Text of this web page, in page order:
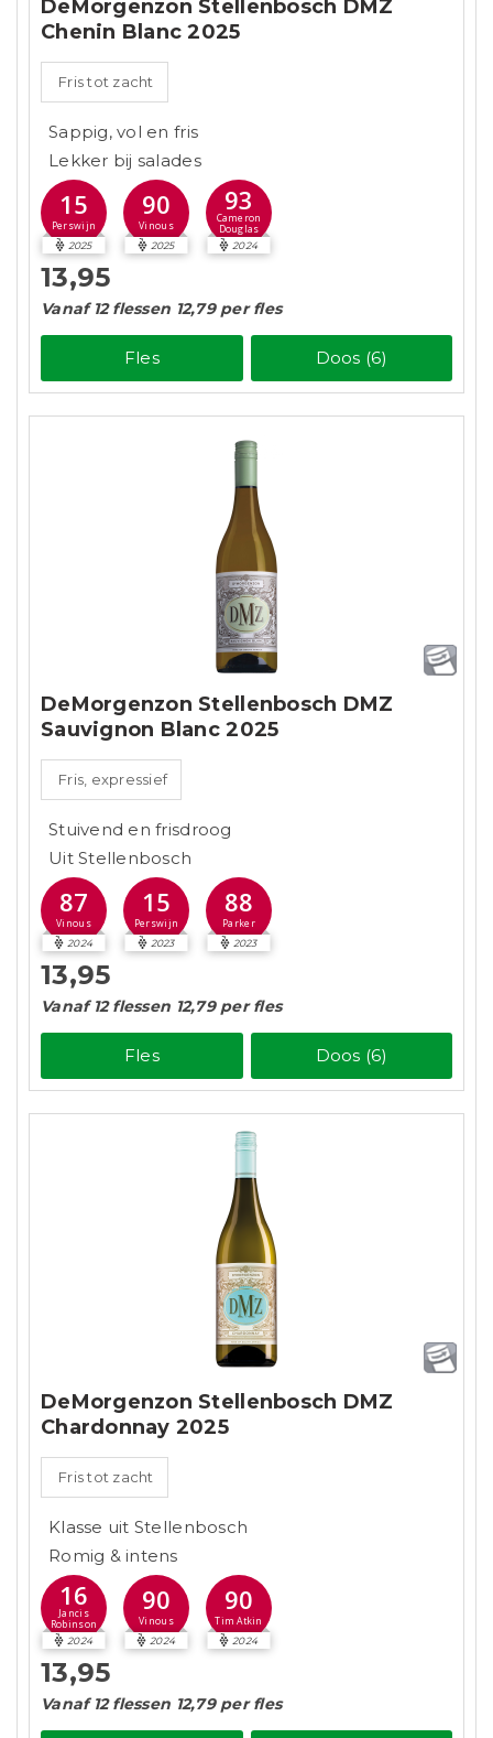
DeMorgenzon Stellenbosch DMZ
Chenin Blanc 2025
Fris tot zacht
Sappig, vol en fris
Lekker bij salades
15
Perswijn
2025
90
Vinous
2025
93
Cameron
Douglas
2024
13,95
Vanaf 12 flessen 12,79 per fles
Fles Doos (6)
DeMorgenzon Stellenbosch DMZ
Sauvignon Blanc 2025
Fris, expressief
Stuivend en frisdroog
Uit Stellenbosch
87
Vinous
2024
15
Perswijn
2023
88
Parker
2023
13,95
Vanaf 12 flessen 12,79 per fles
Fles Doos (6)
DeMorgenzon Stellenbosch DMZ
Chardonnay 2025
Fris tot zacht
Klasse uit Stellenbosch
Romig & intens
16
Jancis
Robinson
2024
90
Vinous
2024
90
Tim Atkin
2024
13,95
Vanaf 12 flessen 12,79 per fles